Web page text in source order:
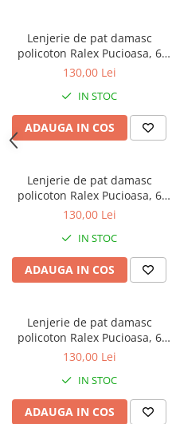
Lenjerie de pat damasc
policoton Ralex Pucioasa, 6
piese, cearceaf cu elastic,
dungi discrete
130,00 Lei
IN STOC
ADAUGA IN COS
Lenjerie de pat damasc
policoton Ralex Pucioasa, 6
piese, cearceaf cu elastic, roz
discrete
130,00 Lei
IN STOC
ADAUGA IN COS
Lenjerie de pat damasc
policoton Ralex Pucioasa, 6
piese, cearceaf cu elastic, lila,
130,00 Lei
IN STOC
ADAUGA IN COS